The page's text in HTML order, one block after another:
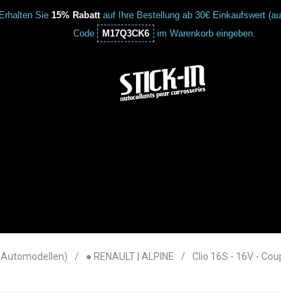
Erhalten Sie 15% Rabattauf Ihre Bestellung ab 30€ Einkaufswert
Code
M17Q3CK6 im Warenkorb eingeben.
Automodellen) ● RENAULT | ALPINE Clio 16S - 16V -